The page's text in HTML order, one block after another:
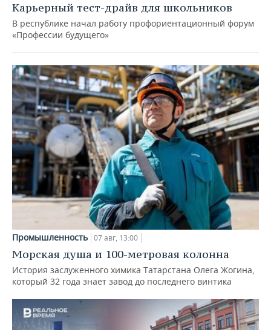
Карьерный тест-драйв для школьников
В республике начал работу профориентационный форум
«Профессии будущего»
Промышленность 07 авг, 13:00
Морская душа и 100-метровая колонна
История заслуженного химика Татарстана Олега Жогина,
который 32 года знает завод до последнего винтика